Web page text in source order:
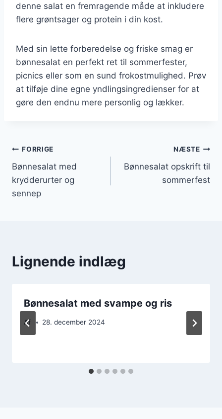
denne salat en fremragende måde at inkludere
flere grøntsager og protein i din kost.
Med sin lette forberedelse og friske smag er
bønnesalat en perfekt ret til sommerfester,
picnics eller som en sund frokostmulighed. Prøv
at tilføje dine egne yndlingsingredienser for at
gøre den endnu mere personlig og lækker.
Indlægsnavigation
FORRIGE
Bønnesalat med
krydderurter og
sennep
NÆSTE
Bønnesalat opskrift til
sommerfest
Lignende indlæg
Bønnesalat med svampe og ris
Af 28. december 2024